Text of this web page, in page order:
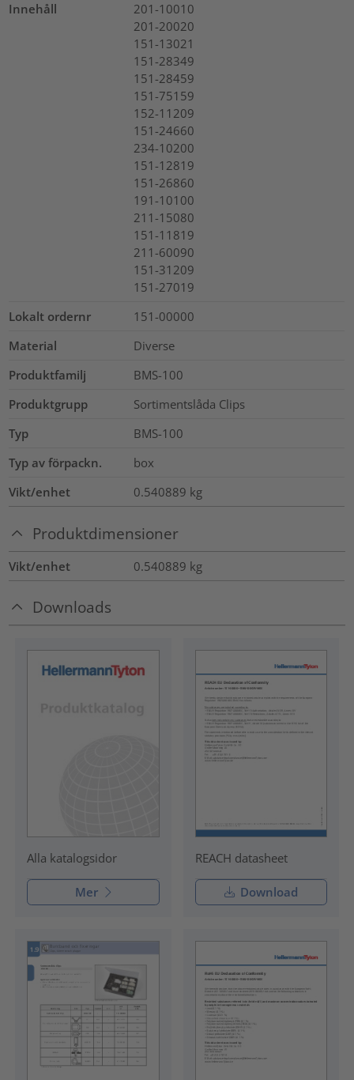
Innehåll
201-10010
201-20020
151-13021
151-28349
151-28459
151-75159
152-11209
151-24660
234-10200
151-12819
151-26860
191-10100
211-15080
151-11819
211-60090
151-31209
151-27019
Lokalt ordernr
151-00000
Material
Diverse
Produktfamilj
BMS-100
Produktgrupp
Sortimentslåda Clips
Typ
BMS-100
Typ av förpackn.
box
Vikt/enhet
0.540889 kg
Produktdimensioner
Vikt/enhet 0.540889 kg
Downloads
Alla katalogsidor
Mer
REACH datasheet
Download